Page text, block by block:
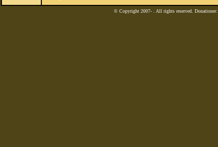
© Copyright 2007- . All rights reserved.